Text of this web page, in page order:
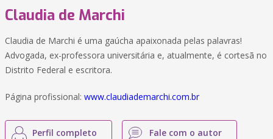
Claudia de Marchi
Claudia de Marchi é uma gaúcha apaixonada pelas palavras!
Advogada, ex-professora universitária e, atualmente, é cortesã no
Distrito Federal e escritora.
Página profissional: www.claudiademarchi.com.br
Perfil completo Fale com o autor